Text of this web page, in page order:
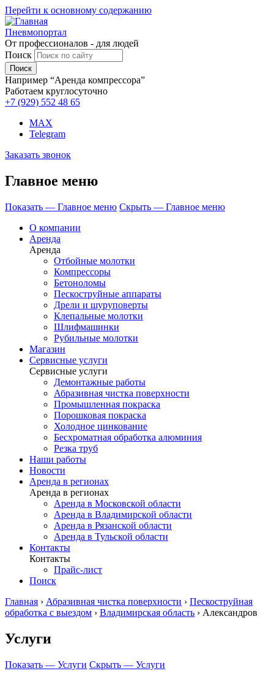
Перейти к основному содержанию
Пневмопортал
От профессионалов - для людей
Поиск
Например “Аренда компрессора”
Работаем круглосуточно
+7 (929) 552 48 65
MAX
Telegram
Заказать звонок
Главное меню
Показать — Главное меню Скрыть — Главное меню
О компании
Аренда
Аренда
Отбойные молотки
Компрессоры
Бетоноломы
Пескоструйные аппараты
Дрели и шуруповерты
Клепальные молотки
Шлифмашинки
Рубильные молотки
Магазин
Сервисные услуги
Сервисные услуги
Демонтажные работы
Абразивная чистка поверхности
Промышленная покраска
Порошковая покраска
Холодное цинкование
Бесхроматная обработка алюминия
Резка труб
Наши работы
Новости
Аренда в регионах
Аренда в регионах
Аренда в Московской области
Аренда в Владимирской области
Аренда в Рязанской области
Аренда в Тульской области
Контакты
Контакты
Прайс-лист
Поиск
Главная › Абразивная чистка поверхности › Пескоструйная
обработка с выездом › Владимирская область › Александров
Услуги
Показать — Услуги Скрыть — Услуги